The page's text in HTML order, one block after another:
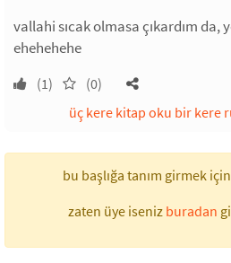
vallahi sıcak olmasa çıkardım da,
ehehehehe
(1) (0)
üç kere kitap oku bir kere
bu başlığa tanım girmek için
zaten üye iseniz buradan